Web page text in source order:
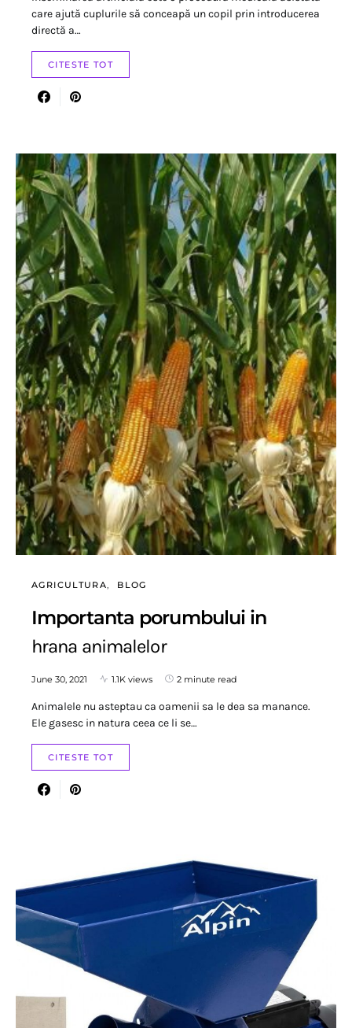
care ajută cuplurile să conceapă un copil prin introducerea
directă a…
CITESTE TOT
AGRICULTURA BLOG
Importanta porumbului in
hrana animalelor
June 30, 2021 1.1K views 2 minute read
Animalele nu asteptau ca oamenii sa le dea sa manance.
Ele gasesc in natura ceea ce li se…
CITESTE TOT